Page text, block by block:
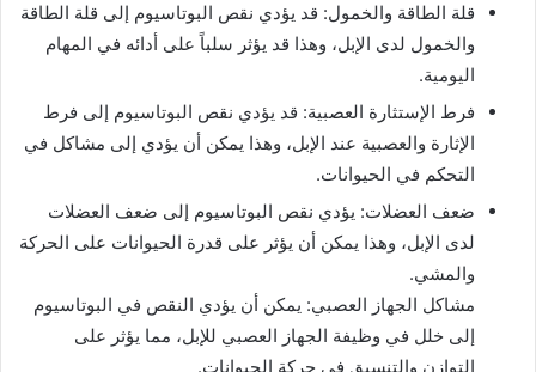
قلة الطاقة والخمول: قد يؤدي نقص البوتاسيوم إلى قلة الطاقة
والخمول لدى الإبل، وهذا قد يؤثر سلباً على أدائه في المهام
اليومية.
فرط الإستثارة العصبية: قد يؤدي نقص البوتاسيوم إلى فرط
الإثارة والعصبية عند الإبل، وهذا يمكن أن يؤدي إلى مشاكل في
التحكم في الحيوانات.
ضعف العضلات: يؤدي نقص البوتاسيوم إلى ضعف العضلات
لدى الإبل، وهذا يمكن أن يؤثر على قدرة الحيوانات على الحركة
والمشي.
مشاكل الجهاز العصبي: يمكن أن يؤدي النقص في البوتاسيوم
إلى خلل في وظيفة الجهاز العصبي للإبل، مما يؤثر على
التوازن والتنسيق في حركة الحيوانات.